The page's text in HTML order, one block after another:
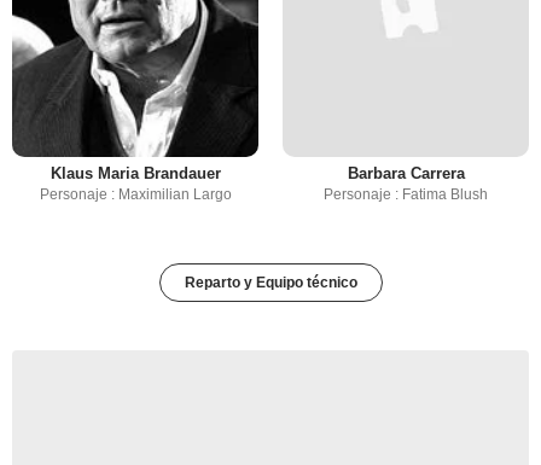
Klaus Maria Brandauer
Personaje : Maximilian Largo
Barbara Carrera
Personaje : Fatima Blush
Reparto y Equipo técnico